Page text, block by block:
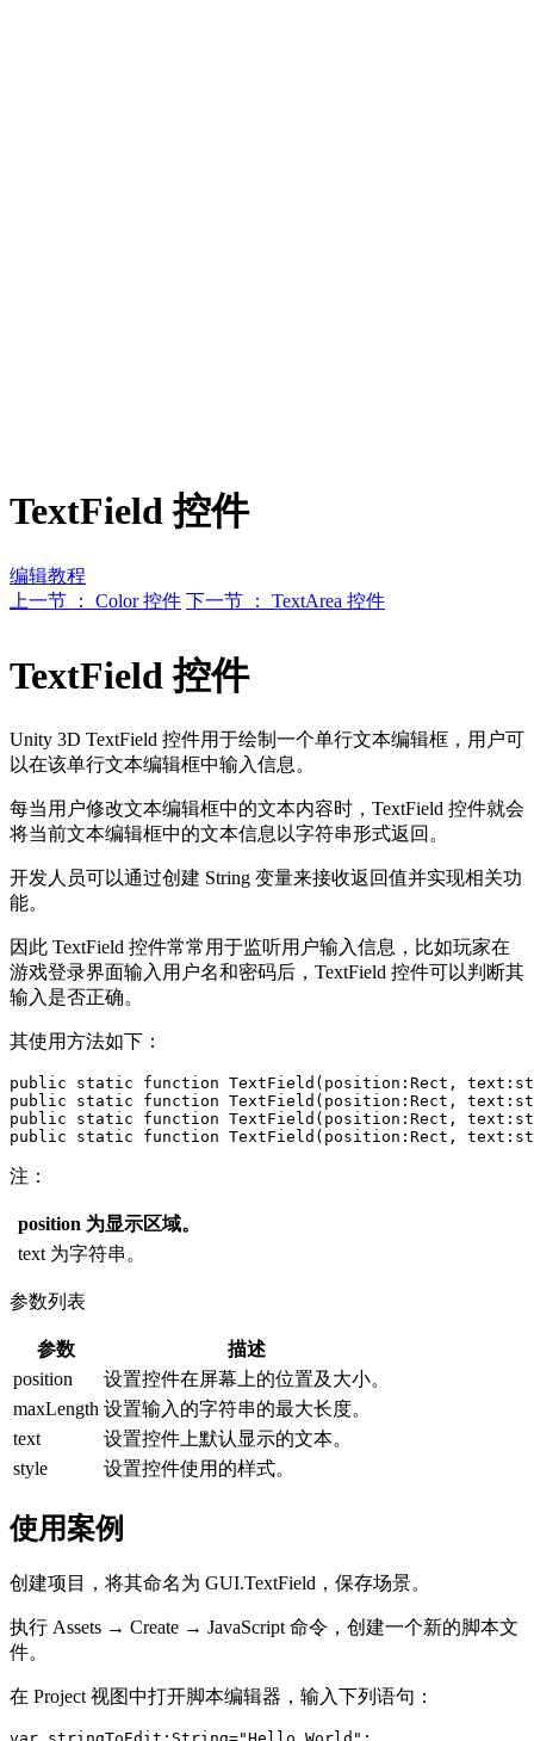
TextField 控件
编辑教程
上一节 ： Color 控件 下一节 ： TextArea 控件
TextField 控件
Unity 3D TextField 控件用于绘制一个单行文本编辑框，用户可
以在该单行文本编辑框中输入信息。
每当用户修改文本编辑框中的文本内容时，TextField 控件就会
将当前文本编辑框中的文本信息以字符串形式返回。
开发人员可以通过创建 String 变量来接收返回值并实现相关功
能。
因此 TextField 控件常常用于监听用户输入信息，比如玩家在
游戏登录界面输入用户名和密码后，TextField 控件可以判断其
输入是否正确。
其使用方法如下：
public static function TextField(position:Rect,
public static function TextField(position:Rect,
public static function TextField(position:Rect,
注：
position 为显示区域。
text 为字符串。
参数列表
参数
描述
position
设置控件在屏幕上的位置及大小。
maxLength 设置输入的字符串的最大长度。
text
设置控件上默认显示的文本。
style
设置控件使用的样式。
使用案例
创建项目，将其命名为 GUI.TextField，保存场景。
执行 Assets → Create → JavaScript 命令，创建一个新的脚本文
件。
在 Project 视图中打开脚本编辑器，输入下列语句：